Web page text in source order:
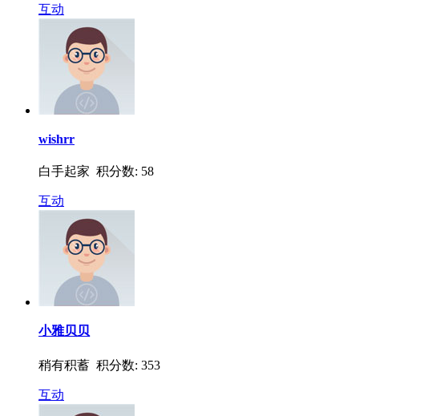
互动
wishrr
白手起家 积分数: 58
互动
小雅贝贝
稍有积蓄 积分数: 353
互动